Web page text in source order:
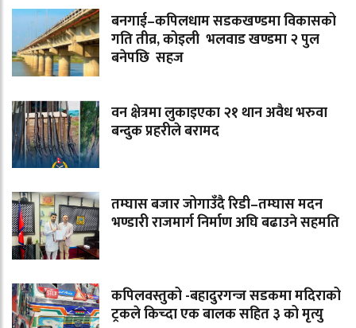
बनगाई–कपिलधाम सडकखण्डमा विकासको
गति तीव्र, कोइली भलवाड खण्डमा २ पुल
बनेपछि सहज
वन क्षेत्रमा लुकाइएका २१ थान अवैध भरुवा
बन्दुक प्रहरीले बरामद
तम्घास बजार जोगाउँदै रिडी–तम्घास मदन
भण्डारी राजमार्ग निर्माण अघि बढाउने सहमति
कपिलवस्तुको -बहादुरगन्ज सडकमा मदिराको
ट्रकले किच्दा एक बालक सहित ३ को मृत्यु